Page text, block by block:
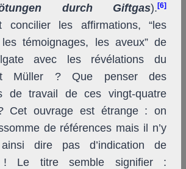
durch Giftgas).[6]
concilier les affirmations, “les
témoignages, les aveux” de
avec les révélations du
Müller ? Que penser des
de travail de ces vingt-quatre
Cet ouvrage est étrange : on
de références mais il n’y
dire pas d’indication de
! Le titre semble signifier :